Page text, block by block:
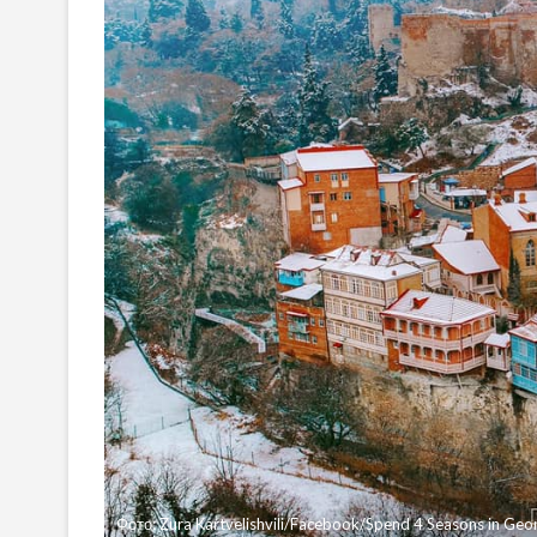
Фото: Zura Kartvelishvili/Facebook/Spend 4 Seasons in